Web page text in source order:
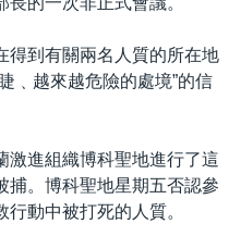
得到有關兩名人質的所在地
﹑越來越危險的處境”的信
激進組織博科聖地進行了這
捕。博科聖地星期五否認參
動中被打死的人質。